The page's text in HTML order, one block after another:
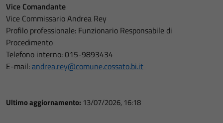
Vice Comandante
Vice Commissario Andrea Rey
Profilo professionale: Funzionario Responsabile di
Procedimento
Telefono interno: 015-9893434
E-mail:andrea.rey@comune.cossato.bi.it
Ultimo aggiornamento: 13/07/2026, 16:18